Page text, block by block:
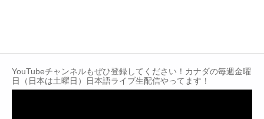
Contact
YouTubeチャンネルもぜひ登録してください！カナダの毎週金曜
日（日本は土曜日）日本語ライブ生配信やってます！